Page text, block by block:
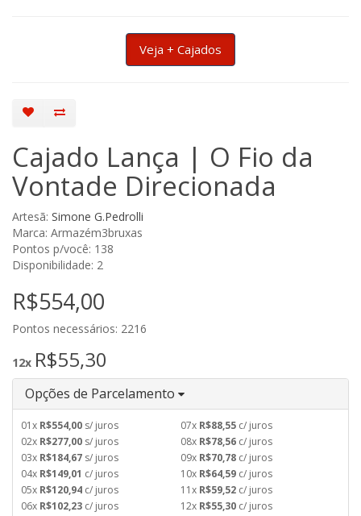
Veja + Cajados
Cajado Lança | O Fio da
Vontade Direcionada
Artesã: Simone G.Pedrolli
Marca: Armazém3bruxas
Pontos p/você: 138
Disponibilidade: 2
R$554,00
Pontos necessários: 2216
12x R$55,30
Opções de Parcelamento
01x R$554,00 s/ juros
02x R$277,00 s/ juros
03x R$184,67 s/ juros
04x R$149,01 c/ juros
05x R$120,94 c/ juros
06x R$102,23 c/ juros
07x R$88,55 c/ juros
08x R$78,56 c/ juros
09x R$70,78 c/ juros
10x R$64,59 c/ juros
11x R$59,52 c/ juros
12x R$55,30 c/ juros